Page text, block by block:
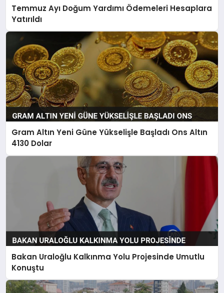
Temmuz Ayı Doğum Yardımı Ödemeleri Hesaplara
Yatırıldı
Gram Altın Yeni Güne Yükselişle Başladı Ons Altın
4130 Dolar
Bakan Uraloğlu Kalkınma Yolu Projesinde Umutlu
Konuştu